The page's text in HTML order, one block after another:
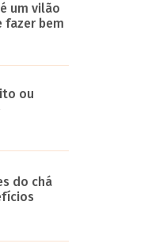
um vilão
fazer bem
ou
do chá